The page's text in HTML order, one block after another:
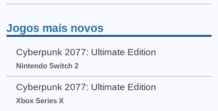
Jogos mais novos
Cyberpunk 2077: Ultimate Edition
Nintendo Switch 2
Cyberpunk 2077: Ultimate Edition
Xbox Series X